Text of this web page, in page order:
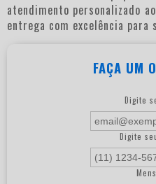
atendimento personalizado
entrega com excelência para
FAÇA UM
Digite
Digite